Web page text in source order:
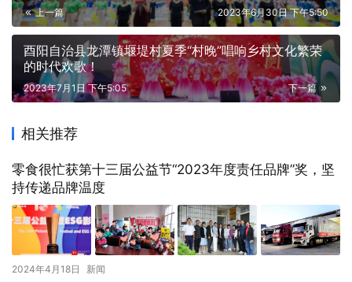
上一篇 2023年6月30日 下午5:50
酉阳自治县龙潭镇堰堤村夏季“村晚”唱响乡村文化繁荣
的时代欢歌！
下一篇
2023年7月1日 下午5:05
相关推荐
零食很忙获第十三届公益节“2023年度责任品牌”奖，坚
持传递品牌温度
2024年4月18日 新闻